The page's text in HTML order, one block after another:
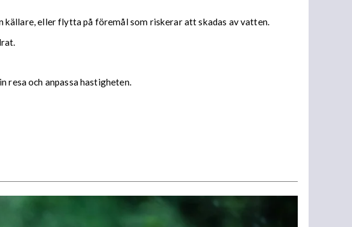
källare, eller flytta på föremål som riskerar att skadas av vatten.
resa och anpassa hastigheten.